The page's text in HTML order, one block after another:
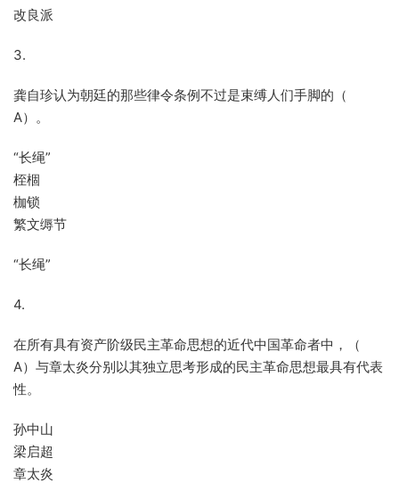
改良派
3.
龚自珍认为朝廷的那些律令条例不过是束缚人们手脚的（
A）。
“长绳”
桎棝
枷锁
繁文缛节
“长绳”
4.
在所有具有资产阶级民主革命思想的近代中国革命者中，（
A）与章太炎分别以其独立思考形成的民主革命思想最具有代表
性。
孙中山
梁启超
章太炎